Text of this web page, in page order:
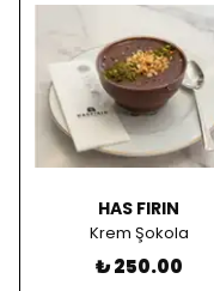
HAS FIRIN
Krem Şokola
₺ 250.00